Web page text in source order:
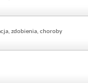
zdobienia, choroby